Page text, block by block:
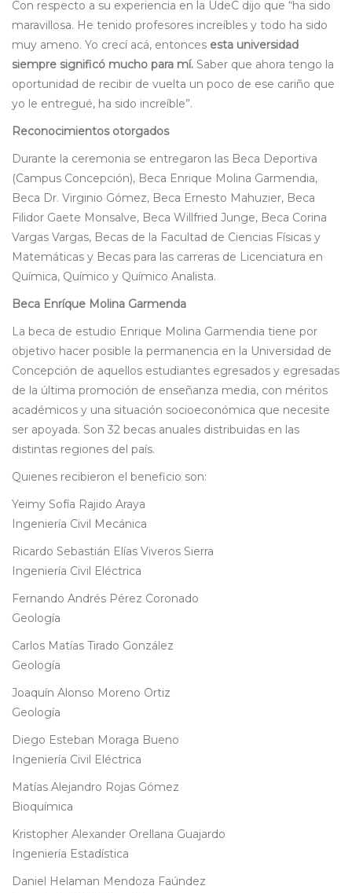
Con respecto a su experiencia en la UdeC dijo que “ha sido
maravillosa. He tenido profesores increíbles y todo ha sido
muy ameno. Yo crecí acá, entonces esta universidad
siempre significó mucho para mí. Saber que ahora tengo la
oportunidad de recibir de vuelta un poco de ese cariño que
yo le entregué, ha sido increíble”.
Reconocimientos otorgados
Durante la ceremonia se entregaron las Beca Deportiva
(Campus Concepción), Beca Enrique Molina Garmendia,
Beca Dr. Virginio Gómez, Beca Ernesto Mahuzier, Beca
Filidor Gaete Monsalve, Beca Willfried Junge, Beca Corina
Vargas Vargas, Becas de la Facultad de Ciencias Físicas y
Matemáticas y Becas para las carreras de Licenciatura en
Química, Químico y Químico Analista.
Beca Enríque Molina Garmenda
La beca de estudio Enrique Molina Garmendia tiene por
objetivo hacer posible la permanencia en la Universidad de
Concepción de aquellos estudiantes egresados y egresadas
de la última promoción de enseñanza media, con méritos
académicos y una situación socioeconómica que necesite
ser apoyada. Son 32 becas anuales distribuidas en las
distintas regiones del país.
Quienes recibieron el beneficio son:
Yeimy Sofía Rajido Araya
Ingeniería Civil Mecánica
Ricardo Sebastián Elías Viveros Sierra
Ingeniería Civil Eléctrica
Fernando Andrés Pérez Coronado
Geología
Carlos Matías Tirado González
Geología
Joaquín Alonso Moreno Ortiz
Geología
Diego Esteban Moraga Bueno
Ingeniería Civil Eléctrica
Matías Alejandro Rojas Gómez
Bioquímica
Kristopher Alexander Orellana Guajardo
Ingeniería Estadística
Daniel Helaman Mendoza Faúndez